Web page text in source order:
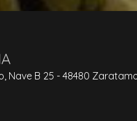
Nave B 25 - 48480